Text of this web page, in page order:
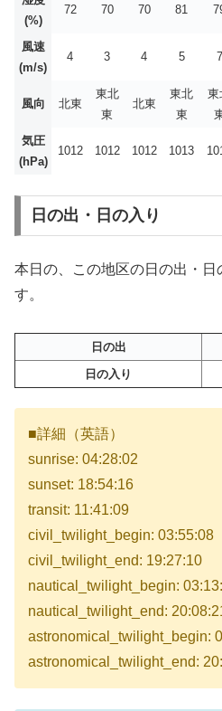
(%)
72 70 70 81
風速
(m/s)
4 3 4 5 7
風向 北東
東北
東
北東
東北
東
東
気圧
(hPa)
1012 1012 1012 1013
日の出・日の入り
本日の、この地区の日の出・
す。
日の出
日の入り
■詳細（英語）
sunrise: 04:28:02
sunset: 18:54:16
transit: 11:41:09
civil_twilight_begin: 03:55:08
civil_twilight_end: 19:27:10
nautical_twilight_begin:
nautical_twilight_end:
astronomical_twilight_begin:
astronomical_twilight_end: